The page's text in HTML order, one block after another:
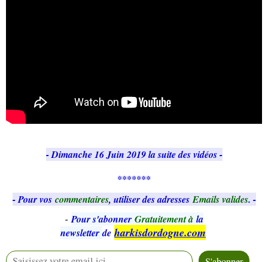
- Dimanche 16 Juin 2019 la suite des vidéos -
*******
- Pour vos commentaires, utiliser des adresses Emails valides. -
- Pour s'abonner Gratuitement à la
newsletter de harkisdordogne.com